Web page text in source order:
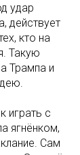
удар
действует
кто на
Такую
Трампа и
играть с
ягнёнком,
Сам